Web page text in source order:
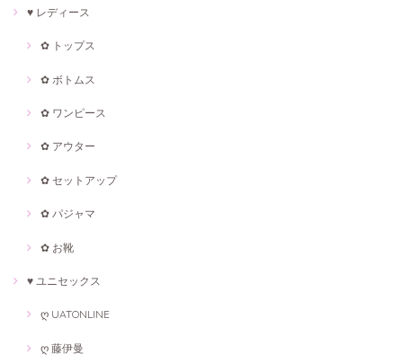
♥ レディース
✿ トップス
✿ ボトムス
✿ ワンピース
✿ アウター
✿ セットアップ
✿ パジャマ
✿ お靴
♥ ユニセックス
ღ UATONLINE
ღ 藤伊曼